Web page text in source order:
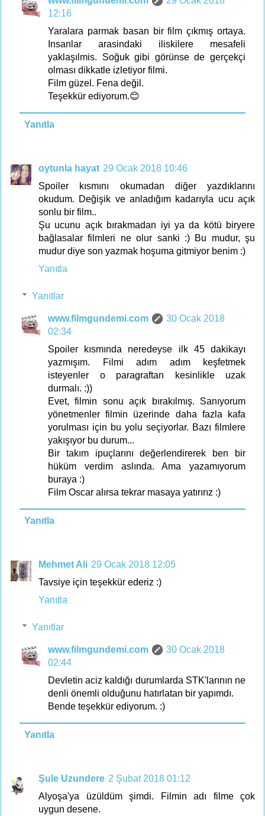
12:16
Yaralara parmak basan bir film çıkmış ortaya.
Insanlar arasindaki iliskilere mesafeli
yaklaşılmis. Soğuk gibi görünse de gerçekçi
olması dikkatle izletiyor filmi.
Film güzel. Fena değil.
Teşekkür ediyorum.😊
Yanıtla
oytunla hayat 29 Ocak 2018 10:46
Spoiler kısmını okumadan diğer yazdıklarını
okudum. Değişik ve anladığım kadarıyla ucu açık
sonlu bir film..
Şu ucunu açık bırakmadan iyi ya da kötü biryere
bağlasalar filmleri ne olur sanki :) Bu mudur, şu
mudur diye son yazmak hoşuma gitmiyor benim :)
Yanıtla
Yanıtlar
www.filmgundemi.com
30 Ocak 2018
02:34
Spoiler kısmında neredeyse ilk 45 dakikayı
yazmışım. Filmi adım adım keşfetmek
isteyenler o paragraftan kesinlikle uzak
durmalı. :))
Evet, filmin sonu açık bırakılmış. Sanıyorum
yönetmenler filmin üzerinde daha fazla kafa
yorulması için bu yolu seçiyorlar. Bazı filmlere
yakışıyor bu durum...
Bir takım ipuçlarını değerlendirerek ben bir
hüküm verdim aslında. Ama yazamıyorum
buraya :)
Film Oscar alırsa tekrar masaya yatırırız :)
Yanıtla
Mehmet Ali 29 Ocak 2018 12:05
Tavsiye için teşekkür ederiz :)
Yanıtla
Yanıtlar
www.filmgundemi.com
30 Ocak 2018
02:44
Devletin aciz kaldığı durumlarda STK'larının ne
denli önemli olduğunu hatırlatan bir yapımdı.
Bende teşekkür ediyorum. :)
Yanıtla
Şule Uzundere 2 Şubat 2018 01:12
Alyoşa'ya üzüldüm şimdi. Filmin adı filme çok
uygun desene.